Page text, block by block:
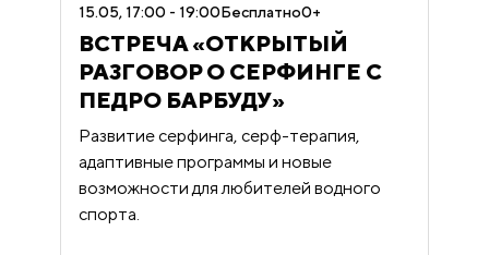
15.05, 17:00 - 19:00Бесплатно0+
ВСТРЕЧА «ОТКРЫТЫЙ
РАЗГОВОР О СЕРФИНГЕ С
ПЕДРО БАРБУДУ»
Развитие серфинга, серф-терапия,
адаптивные программы и новые
возможности для любителей водного
спорта.